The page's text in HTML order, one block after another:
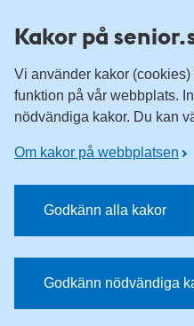
Kakor på
Vi använder kakor
funktion på vår webbplats.
nödvändiga kakor. Du kan
Om kakor på webbplatsen
Godkänn alla kakor
Godkänn nödvändiga